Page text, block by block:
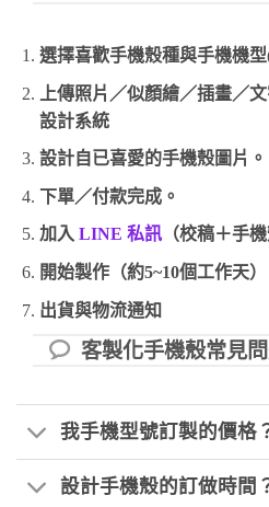
選擇喜歡手機殼種與手機機
上傳照片／似顏繪／插畫／
設計系統
設計自已喜愛的手機殼圖片。
下單／付款完成。
加入 LINE 私訊（校稿＋手機
開始製作（約5~10個工作天）
出貨與物流通知
客製化手機殼常見
我手機型號訂製的價格
設計手機殼的訂做時間